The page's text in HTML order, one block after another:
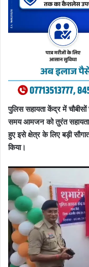
पुलिस सहायता केंद्र में
समय आमजन को तुरंत
हुए इसे क्षेत्र के लिए बड़ी
किया।